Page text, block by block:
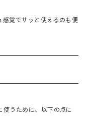
感覚でサッと使えるのも便
うために、以下の点に